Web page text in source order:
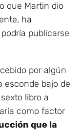
que Martin dio
ha
publicarse
por algún
esconde bajo de
libro a
como factor
que la